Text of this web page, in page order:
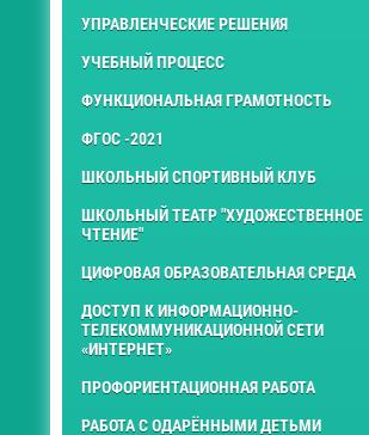
УПРАВЛЕНЧЕСКИЕ РЕШЕНИЯ
УЧЕБНЫЙ ПРОЦЕСС
ФУНКЦИОНАЛЬНАЯ ГРАМОТНОСТЬ
ФГОС -2021
ШКОЛЬНЫЙ СПОРТИВНЫЙ КЛУБ
ШКОЛЬНЫЙ ТЕАТР "ХУДОЖЕСТВЕННОЕ
ЧТЕНИЕ"
ЦИФРОВАЯ ОБРАЗОВАТЕЛЬНАЯ СРЕДА
ДОСТУП К ИНФОРМАЦИОННО-
ТЕЛЕКОММУНИКАЦИОННОЙ СЕТИ
«ИНТЕРНЕТ»
ПРОФОРИЕНТАЦИОННАЯ РАБОТА
РАБОТА С ОДАРЁННЫМИ ДЕТЬМИ